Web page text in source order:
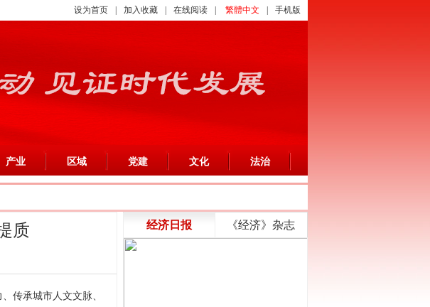
设为首页 加入收藏 在线阅读 繁體中文 手机版
产业 区域 党建 文化 法治
质
传承城市人文文脉、
经济日报 《经济》杂志